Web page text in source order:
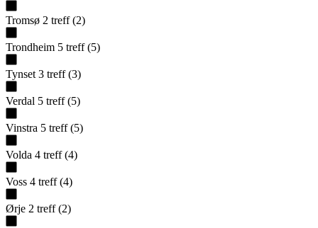
Tromsø 2 treff (2)
Trondheim 5 treff (5)
Tynset 3 treff (3)
Verdal 5 treff (5)
Vinstra 5 treff (5)
Volda 4 treff (4)
Voss 4 treff (4)
Ørje 2 treff (2)